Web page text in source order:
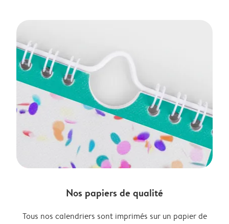
Nos papiers de qualité
Tous nos calendriers sont imprimés sur un papier de